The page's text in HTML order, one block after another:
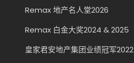
Remax 地产名人堂2026
Remax 白金大奖2024 & 2025
皇家君安地产集团业绩冠军2022